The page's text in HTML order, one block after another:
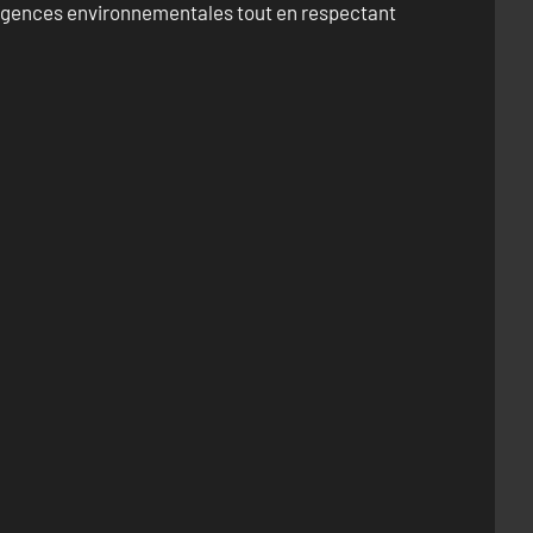
environnementales tout en respectant